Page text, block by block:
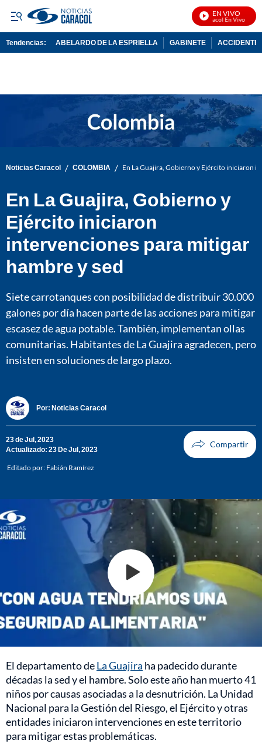
EN VIVO
Noticias Caracol En Vivo
Tendencias: ABELARDO DE LA ESPRIELLA GABINETE ACCIDENTE
Noticias Caracol / COLOMBIA / En La Guajira, Gobierno y Ejército iniciaron
En La Guajira, Gobierno y
Ejército iniciaron
intervenciones para mitigar
hambre y sed
Siete carrotanques con posibilidad de distribuir 30.000
galones por día hacen parte de las acciones para mitigar
escasez de agua potable. También, implementan ollas
comunitarias. Habitantes de La Guajira agradecen, pero
insisten en soluciones de largo plazo.
Por: Noticias Caracol
23 de Jul, 2023
Actualizado: 23 De Jul, 2023
Editado por: Fabián Ramírez
El departamento deLa Guajira ha padecido durante
décadas la sed y el hambre. Solo este año han muerto 41
niños por causas asociadas a la desnutrición. La Unidad
Nacional para la Gestión del Riesgo, el Ejército y otras
entidades iniciaron intervenciones en este territorio
para mitigar estas problemáticas.